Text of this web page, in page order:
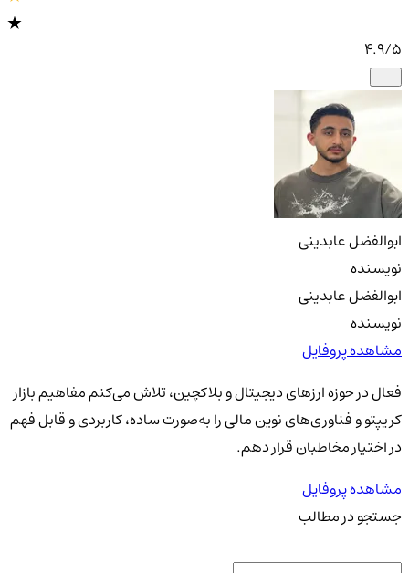
4.9/5
ابوالفضل عابدینی
نویسنده
ابوالفضل عابدینی
نویسنده
مشاهده پروفایل
فعال در حوزه ارزهای دیجیتال و بلاکچین، تلاش می‌کنم مفاهیم بازار
کریپتو و فناوری‌های نوین مالی را به‌صورت ساده، کاربردی و قابل فهم
در اختیار مخاطبان قرار دهم.
مشاهده پروفایل
جستجو در مطالب